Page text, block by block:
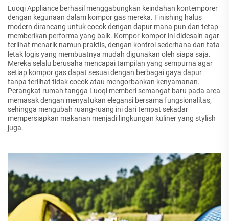
Luoqi Appliance berhasil menggabungkan keindahan kontemporer
dengan kegunaan dalam kompor gas mereka. Finishing halus
modern dirancang untuk cocok dengan dapur mana pun dan tetap
memberikan performa yang baik. Kompor-kompor ini didesain agar
terlihat menarik namun praktis, dengan kontrol sederhana dan tata
letak logis yang membuatnya mudah digunakan oleh siapa saja.
Mereka selalu berusaha mencapai tampilan yang sempurna agar
setiap kompor gas dapat sesuai dengan berbagai gaya dapur
tanpa terlihat tidak cocok atau mengorbankan kenyamanan.
Perangkat rumah tangga Luoqi memberi semangat baru pada area
memasak dengan menyatukan elegansi bersama fungsionalitas;
sehingga mengubah ruang-ruang ini dari tempat sekadar
mempersiapkan makanan menjadi lingkungan kuliner yang stylish
juga.